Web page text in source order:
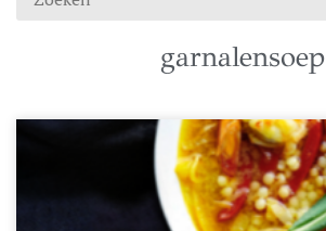
garnalensoep